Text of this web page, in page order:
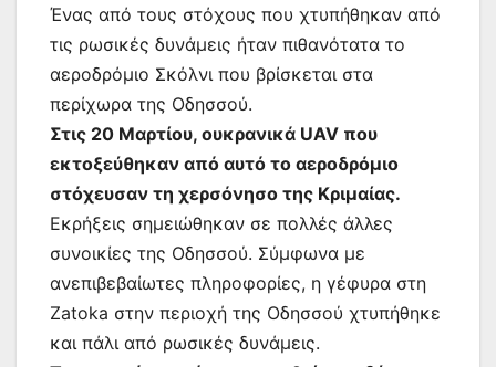
Ένας από τους στόχους που χτυπήθηκαν από
τις ρωσικές δυνάμεις ήταν πιθανότατα το
αεροδρόμιο Σκόλνι που βρίσκεται στα
περίχωρα της Οδησσού.
Στις 20 Μαρτίου, ουκρανικά UAV που
εκτοξεύθηκαν από αυτό το αεροδρόμιο
στόχευσαν τη χερσόνησο της Κριμαίας.
Εκρήξεις σημειώθηκαν σε πολλές άλλες
συνοικίες της Οδησσού. Σύμφωνα με
ανεπιβεβαίωτες πληροφορίες, η γέφυρα στη
Zatoka στην περιοχή της Οδησσού χτυπήθηκε
και πάλι από ρωσικές δυνάμεις.